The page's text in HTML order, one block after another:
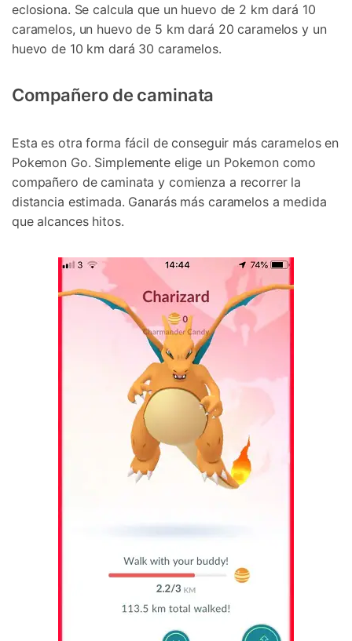
eclosiona. Se calcula que un huevo de 2 km dará 10
caramelos, un huevo de 5 km dará 20 caramelos y un
huevo de 10 km dará 30 caramelos.
Compañero de caminata
Esta es otra forma fácil de conseguir más caramelos en
Pokemon Go. Simplemente elige un Pokemon como
compañero de caminata y comienza a recorrer la
distancia estimada. Ganarás más caramelos a medida
que alcances hitos.